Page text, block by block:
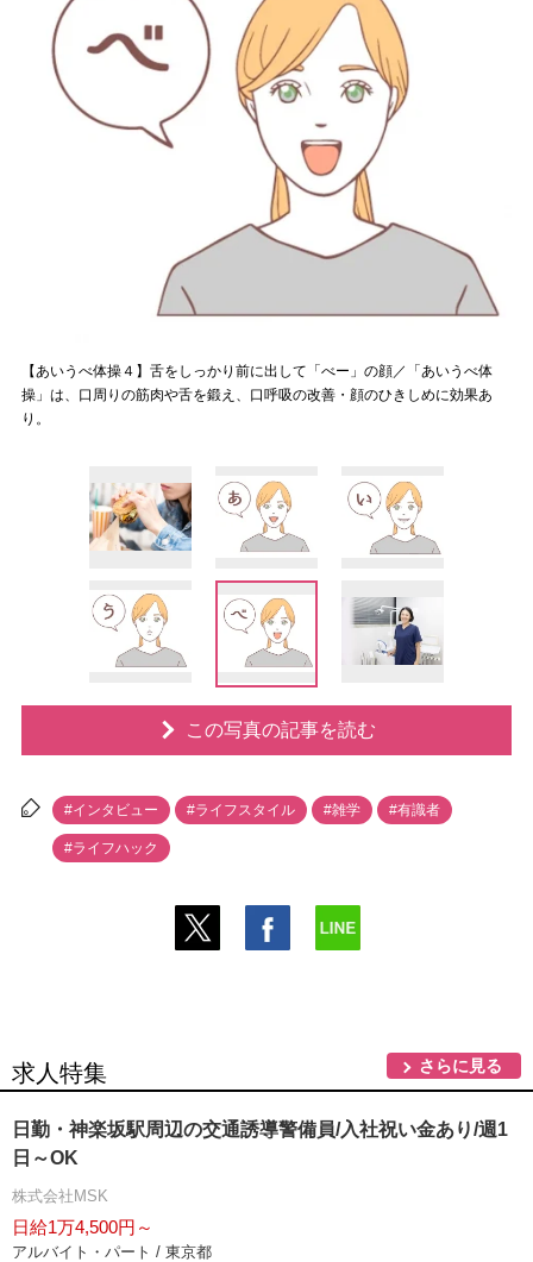
【あいうべ体操４】舌をしっかり前に出して「べー」の顔／「あいうべ体
操」は、口周りの筋肉や舌を鍛え、口呼吸の改善・顔のひきしめに効果あ
り。
この写真の記事を読む
#インタビュー #ライフスタイル #雑学 #有識者
#ライフハック
求人特集 さらに見る
日勤・神楽坂駅周辺の交通誘導警備員/入社祝い金あり/週1
日～OK
株式会社MSK
日給1万4,500円～
アルバイト・パート / 東京都